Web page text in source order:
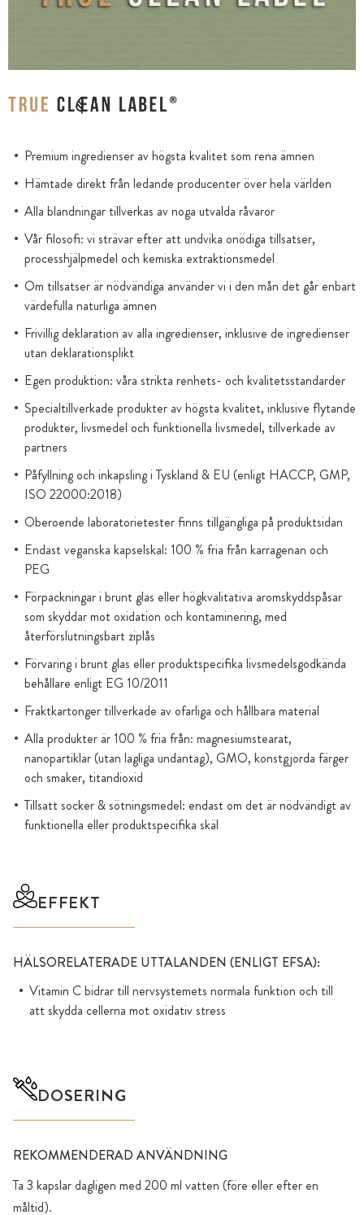
Premium ingredienser av högsta kvalitet som rena ämnen
Hämtade direkt från ledande producenter över hela världen
Alla blandningar tillverkas av noga utvalda råvaror
Vår filosofi: vi strävar efter att undvika onödiga tillsatser,
processhjälpmedel och kemiska extraktionsmedel
Om tillsatser är nödvändiga använder vi i den mån det går enbart
värdefulla naturliga ämnen
Frivillig deklaration av alla ingredienser, inklusive de ingredienser
utan deklarationsplikt
Egen produktion: våra strikta renhets- och kvalitetsstandarder
Specialtillverkade produkter av högsta kvalitet, inklusive flytande
produkter, livsmedel och funktionella livsmedel, tillverkade av
partners
Påfyllning och inkapsling i Tyskland & EU (enligt HACCP, GMP,
ISO 22000:2018)
Oberoende laboratorietester finns tillgängliga på produktsidan
Endast veganska kapselskal: 100 % fria från karragenan och
PEG
Förpackningar i brunt glas eller högkvalitativa aromskyddspåsar
som skyddar mot oxidation och kontaminering, med
återförslutningsbart ziplås
Förvaring i brunt glas eller produktspecifika livsmedelsgodkända
behållare enligt EG 10/2011
Fraktkartonger tillverkade av ofarliga och hållbara material
Alla produkter är 100 % fria från: magnesiumstearat,
nanopartiklar (utan lagliga undantag), GMO, konstgjorda färger
och smaker, titandioxid
Tillsatt socker & sötningsmedel: endast om det är nödvändigt av
funktionella eller produktspecifika skäl
EFFEKT
HÄLSORELATERADE UTTALANDEN (ENLIGT EFSA):
Vitamin C bidrar till nervsystemets normala funktion och till
att skydda cellerna mot oxidativ stress
DOSERING
REKOMMENDERAD ANVÄNDNING
Ta 3 kapslar dagligen med 200 ml vatten (före eller efter en
måltid).